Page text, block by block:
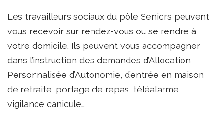
Les travailleurs sociaux du pôle Seniors peuvent
vous recevoir sur rendez-vous ou se rendre à
votre domicile. Ils peuvent vous accompagner
dans l’instruction des demandes d’Allocation
Personnalisée d’Autonomie, d’entrée en maison
de retraite, portage de repas, téléalarme,
vigilance canicule…